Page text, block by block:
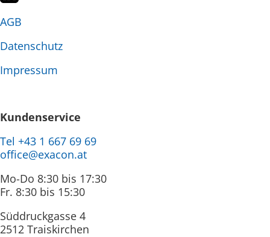
AGB
Datenschutz
Impressum
Kundenservice
Tel +43 1 667 69 69
office@exacon.at
Mo-Do 8:30 bis 17:30
Fr. 8:30 bis 15:30
Süddruckgasse 4
2512 Traiskirchen